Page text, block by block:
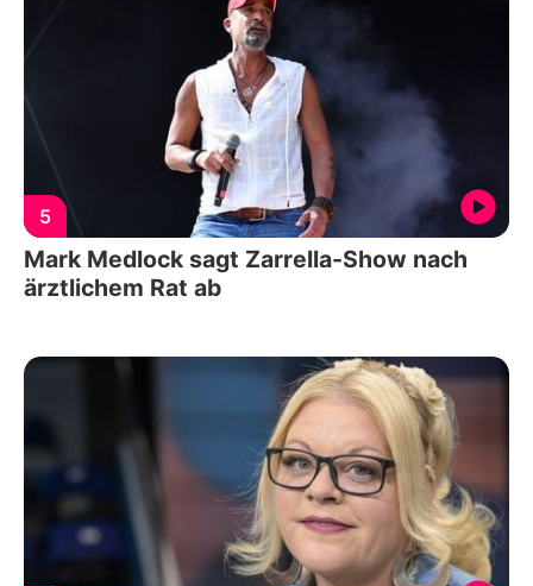
5
Mark Medlock sagt Zarrella-Show nach
ärztlichem Rat ab